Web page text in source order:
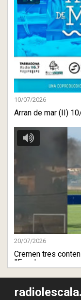
10/07/2026
Arran de mar (II)
20/07/2026
Cremen tres
l'Escala